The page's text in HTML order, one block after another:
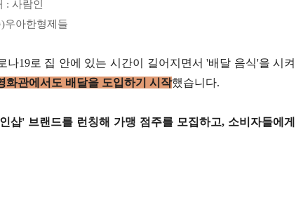
: 사람인
우아한형제들
나19로 집 안에 있는 시간이 길어지면서 '배달 음식'을 시켜
화관에서도 배달을 도입하기 시작했습니다.
샵' 브랜드를 런칭해 가맹 점주를 모집하고, 소비자들에게